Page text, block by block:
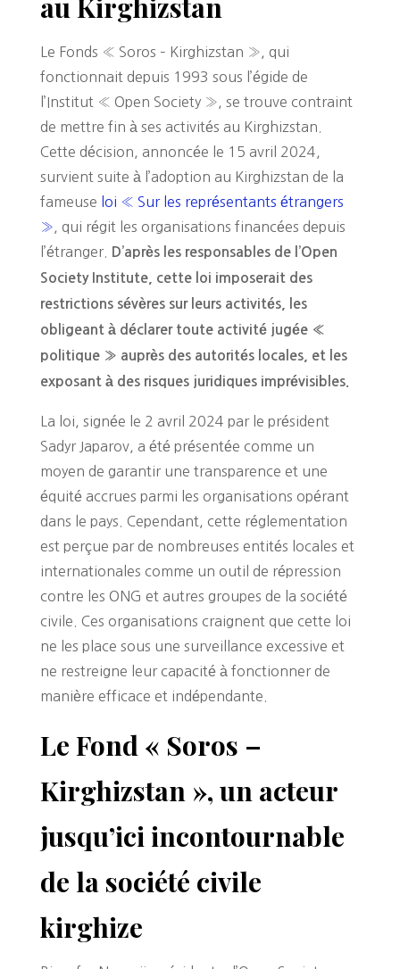
au Kirghizstan
Le Fonds « Soros – Kirghizstan », qui
fonctionnait depuis 1993 sous l’égide de
l’Institut « Open Society », se trouve contraint
de mettre fin à ses activités au Kirghizstan.
Cette décision, annoncée le 15 avril 2024,
survient suite à l’adoption au Kirghizstan de la
fameuse loi « Sur les représentants étrangers
» , qui régit les organisations financées depuis
l’étranger.
D’après les responsables de l’Open
Society Institute, cette loi imposerait des
restrictions sévères sur leurs activités, les
obligeant à déclarer toute activité jugée «
politique » auprès des autorités locales, et les
exposant à des risques juridiques imprévisibles.
La loi, signée le 2 avril 2024 par le président
Sadyr Japarov, a été présentée comme un
moyen de garantir une transparence et une
équité accrues parmi les organisations opérant
dans le pays. Cependant, cette réglementation
est perçue par de nombreuses entités locales et
internationales comme un outil de répression
contre les ONG et autres groupes de la société
civile. Ces organisations craignent que cette loi
ne les place sous une surveillance excessive et
ne restreigne leur capacité à fonctionner de
manière efficace et indépendante.
Le Fond « Soros –
Kirghizstan », un acteur
jusqu’ici incontournable
de la société civile
kirghize